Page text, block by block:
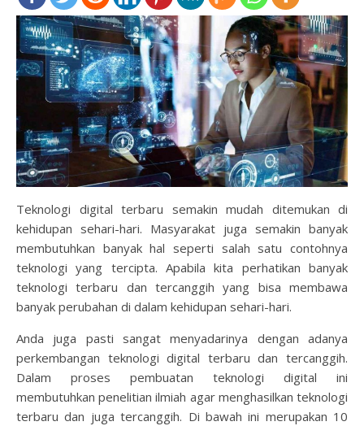
Teknologi digital terbaru semakin mudah ditemukan di
kehidupan sehari-hari. Masyarakat juga semakin banyak
membutuhkan banyak hal seperti salah satu contohnya
teknologi yang tercipta. Apabila kita perhatikan banyak
teknologi terbaru dan tercanggih yang bisa membawa
banyak perubahan di dalam kehidupan sehari-hari.
Anda juga pasti sangat menyadarinya dengan adanya
perkembangan teknologi digital terbaru dan tercanggih.
Dalam proses pembuatan teknologi digital ini
membutuhkan penelitian ilmiah agar menghasilkan teknologi
terbaru dan juga tercanggih. Di bawah ini merupakan 10